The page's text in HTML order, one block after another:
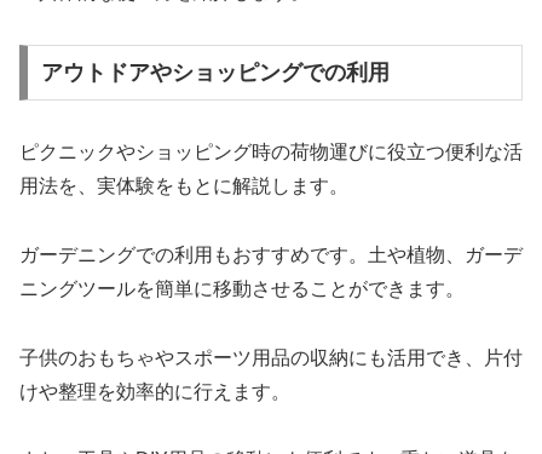
アウトドアやショッピングでの利用
ピクニックやショッピング時の荷物運びに役立つ便利な活
用法を、実体験をもとに解説します。
ガーデニングでの利用もおすすめです。土や植物、ガーデ
ニングツールを簡単に移動させることができます。
子供のおもちゃやスポーツ用品の収納にも活用でき、片付
けや整理を効率的に行えます。